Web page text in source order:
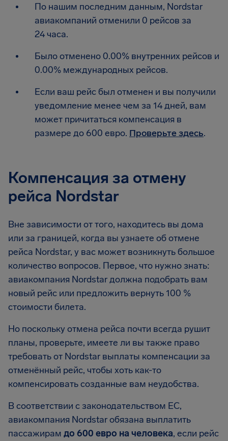
По нашим последним данным, Nordstar
авиакомпаний отменили 0 рейсов за
24 часа.
Было отменено 0.00% внутренних рейсов и
0.00% международных рейсов.
Если ваш рейс был отменен и вы получили
уведомление менее чем за 14 дней, вам
может причитаться компенсация в
размере до 600 евро. Проверьте здесь.
Компенсация за отмену
рейса Nordstar
Вне зависимости от того, находитесь вы дома
или за границей, когда вы узнаете об отмене
рейса Nordstar, у вас может возникнуть большое
количество вопросов. Первое, что нужно знать:
авиакомпания Nordstar должна подобрать вам
новый рейс или предложить вернуть 100 %
стоимости билета.
Но поскольку отмена рейса почти всегда рушит
планы, проверьте, имеете ли вы также право
требовать от Nordstar выплаты компенсации за
отменённый рейс, чтобы хоть как-то
компенсировать созданные вам неудобства.
В соответствии с законодательством ЕС,
авиакомпания Nordstar обязана выплатить
пассажирам до 600 евро на человека, если рейс